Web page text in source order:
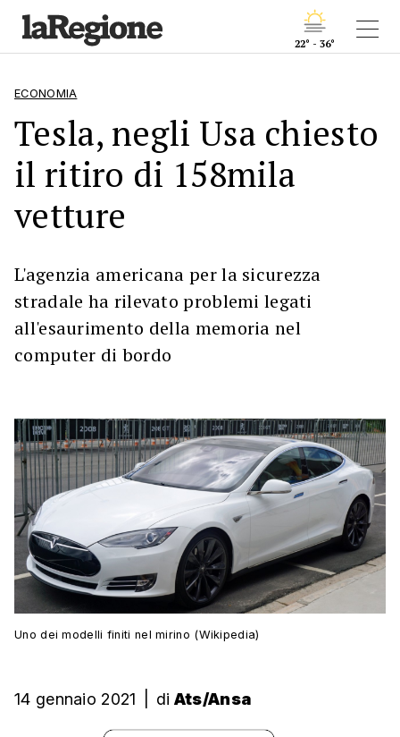
22° - 36°
ECONOMIA
Tesla, negli Usa chiesto
il ritiro di 158mila
vetture
L'agenzia americana per la sicurezza
stradale ha rilevato problemi legati
all'esaurimento della memoria nel
computer di bordo
Uno dei modelli finiti nel mirino (Wikipedia)
14 gennaio 2021 di Ats/Ansa